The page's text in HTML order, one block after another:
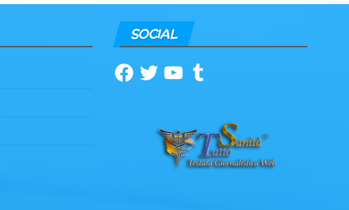
SOCIAL
Facebook
TwitterYouTubeTumblr